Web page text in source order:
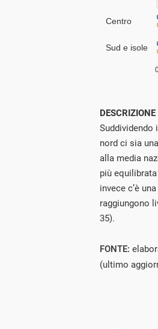
DESCRIZIONE
Suddividendo
nord ci sia
alla media
più
invece c’è
raggiungono
35).
FONTE:
(ultimo